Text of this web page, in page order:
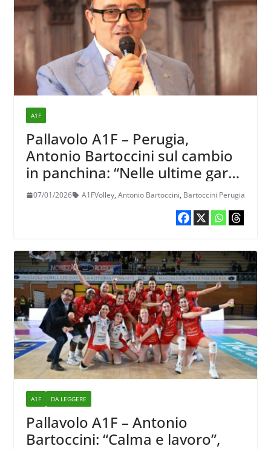
A1F
Pallavolo A1F – Perugia,
Antonio Bartoccini sul cambio
in panchina: “Nelle ultime gare
mancava tranquillità”
07/01/2026 A1FVolley, Antonio Bartoccini, Bartoccini Perugia
A1F DA LEGGERE
Pallavolo A1F – Antonio
Bartoccini: “Calma e lavoro”,